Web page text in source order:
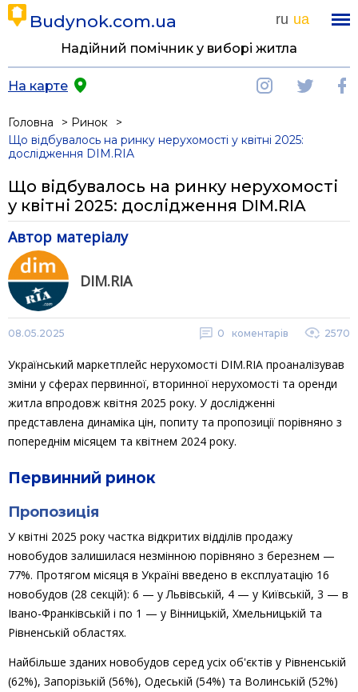
Budynok.com.ua ru ua
Надійний помічник у виборі житла
На карте
Головна
Ринок
Що відбувалось на ринку нерухомості у квітні 2025:
дослідження DIM.RIA
Що відбувалось на ринку нерухомості
у квітні 2025: дослідження DIM.RIA
Автор матеріалу
DIM.RIA
08.05.2025 0 коментарів 2570
Український маркетплейс нерухомості DIM.RIA проаналізував
зміни у сферах первинної, вторинної нерухомості та оренди
житла впродовж квітня 2025 року. У дослідженні
представлена динаміка цін, попиту та пропозиції порівняно з
попереднім місяцем та квітнем 2024 року.
Первинний ринок
Пропозиція
У квітні 2025 року частка відкритих відділів продажу
новобудов залишилася незмінною порівняно з березнем —
77%. Протягом місяця в Україні введено в експлуатацію 16
новобудов (28 секцій): 6 — у Львівській, 4 — у Київській, 3 — в
Івано-Франківській і по 1 — у Вінницькій, Хмельницькій та
Рівненській областях.
Найбільше зданих новобудов серед усіх об'єктів у Рівненській
(62%), Запорізькій (56%), Одеській (54%) та Волинській (52%)